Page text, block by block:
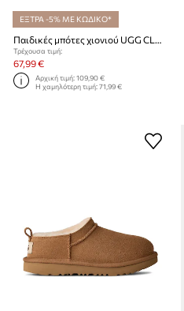
ΕΞΤΡΑ -5% ΜΕ ΚΩΔΙΚΟ*
Παιδικές μπότες χιονιού UGG CLASSIC MICRO
Τρέχουσα τιμή:
67,99 €
Αρχική τιμή:109,90 €
Η χαμηλότερη τιμή:71,99 €